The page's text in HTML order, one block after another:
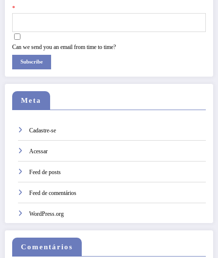
*
Can we send you an email from time to time?
Subscribe
Meta
Cadastre-se
Acessar
Feed de posts
Feed de comentários
WordPress.org
Comentários